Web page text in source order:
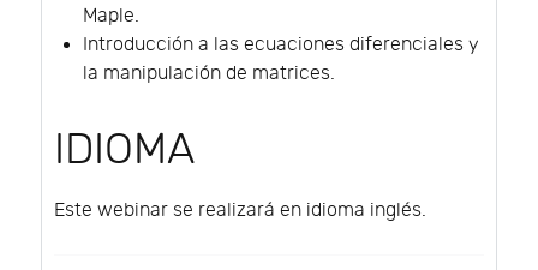
Maple.
Introducción a las ecuaciones diferenciales y
la manipulación de matrices.
IDIOMA
Este webinar se realizará en idioma inglés.